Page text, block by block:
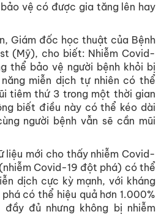
vệ có được gia tăng lên hay
Giám đốc học thuật của Bệnh
(Mỹ), cho biết: Nhiễm Covid-
thể bảo vệ người bệnh khỏi bị
miễn dịch tự nhiên có thể
tiêm thứ 3 trong một thời gian
biết điều này có thể kéo dài
người bệnh vẫn sẽ cần mũi
liệu mới cho thấy nhiễm Covid-
Covid-19 đột phá) có thể
dịch cực kỳ mạnh, với kháng
có thể hiệu quả hơn 1.000%
đủ nhưng không bị nhiễm